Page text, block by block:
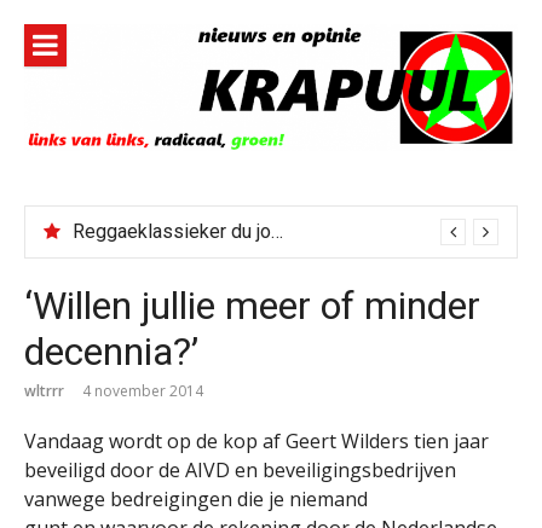
inhoud
Reggaeklassieker du jour: Revolution
‘Willen jullie meer of minder
decennia?’
wltrrr 4 november 2014
Vandaag wordt op de kop af Geert Wilders tien jaar
beveiligd door de AIVD en beveiligingsbedrijven
vanwege bedreigingen die je niemand